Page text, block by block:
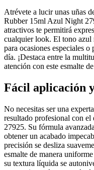
Atrévete a lucir unas uñas
Rubber 15ml Azul Night
atractivos te permitirá
cualquier look. El tono azul
para ocasiones especiales
día. ¡Destaca entre la
atención con este esmalte
Fácil aplicación
No necesitas ser una
resultado profesional con
27925. Su fórmula
obtener un acabado
precisión se desliza
esmalte de manera
su textura líquida se